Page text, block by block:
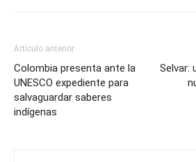
Artículo anterior
Colombia presenta ante la
UNESCO expediente para
salvaguardar saberes
indígenas
Selvar: